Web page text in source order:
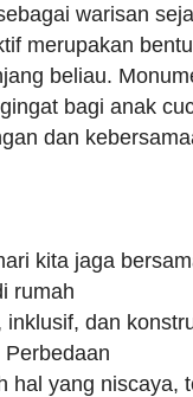
warisan
merupakan
beliau.
bagi anak
dan
kita jaga
rumah
inklusif, dan
hal yang niscaya,